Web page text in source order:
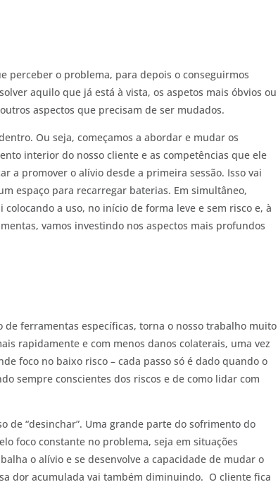
perceber o problema, para depois o conseguirmos
aquilo que já está à vista, os aspetos mais óbvios ou
aspectos que precisam de ser mudados.
Ou seja, começamos a abordar e mudar os
interior do nosso cliente e as competências que ele
a promover o alívio desde a primeira sessão. Isso vai
espaço para recarregar baterias. Em simultâneo,
a uso, no início de forma leve e sem risco e, à
vamos investindo nos aspectos mais profundos
ferramentas específicas, torna o nosso trabalho muito
rapidamente e com menos danos colaterais, uma vez
foco no baixo risco – cada passo só é dado quando o
sempre conscientes dos riscos e de como lidar com
de “desinchar”. Uma grande parte do sofrimento do
foco constante no problema, seja em situações
o alívio e se desenvolve a capacidade de mudar o
dor acumulada vai também diminuindo. O cliente fica